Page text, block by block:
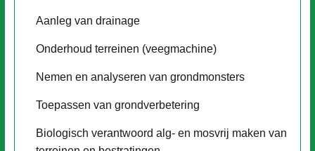
Aanleg van drainage
Onderhoud terreinen (veegmachine)
Nemen en analyseren van grondmonsters
Toepassen van grondverbetering
Biologisch verantwoord alg- en mosvrij maken van